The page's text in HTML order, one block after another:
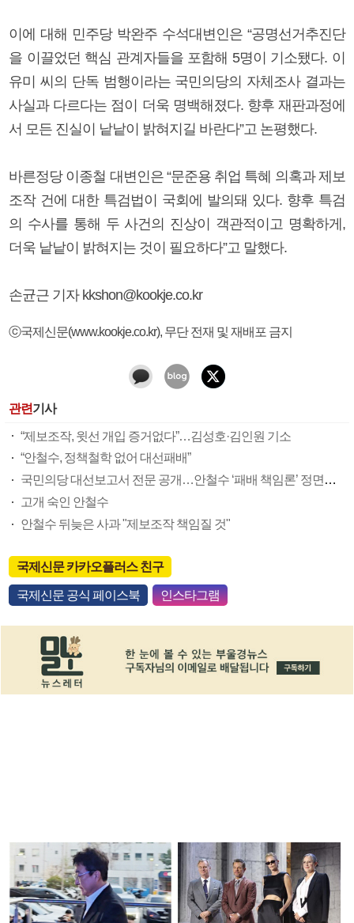
이에 대해 민주당 박완주 수석대변인은 “공명선거추진단
을 이끌었던 핵심 관계자들을 포함해 5명이 기소됐다. 이
유미 씨의 단독 범행이라는 국민의당의 자체조사 결과는
사실과 다르다는 점이 더욱 명백해졌다. 향후 재판과정에
서 모든 진실이 낱낱이 밝혀지길 바란다”고 논평했다.
바른정당 이종철 대변인은 “문준용 취업 특혜 의혹과 제보
조작 건에 대한 특검법이 국회에 발의돼 있다. 향후 특검
의 수사를 통해 두 사건의 진상이 객관적이고 명확하게,
더욱 낱낱이 밝혀지는 것이 필요하다”고 말했다.
손균근 기자 kkshon@kookje.co.kr
ⓒ국제신문(www.kookje.co.kr), 무단 전재 및 재배포 금지
관련기사
“제보조작, 윗선 개입 증거없다”…김성호·김인원 기소
“안철수, 정책철학 없어 대선패배”
국민의당 대선보고서 전문 공개…안철수 ‘패배 책임론’ 정면돌파
고개 숙인 안철수
안철수 뒤늦은 사과 "제보조작 책임질 것"
국제신문 카카오플러스 친구
국제신문 공식 페이스북 인스타그램